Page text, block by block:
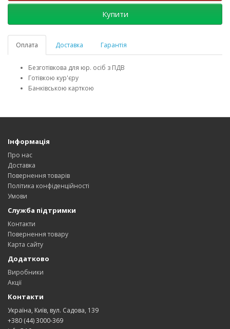
Купити
Оплата Доставка Гарантія
Безготівкова для юр. осіб з ПДВ
Готівкою кур'єру
Банківською карткою
Інформація
Про нас
Доставка
Повернення товарів
Політика конфіденційності
Умови
Служба підтримки
Контакти
Повернення товару
Карта сайту
Додатково
Виробники
Акції
Контакти
Україна, Київ, вул. Садова, 139
+380 (44) 3000-369